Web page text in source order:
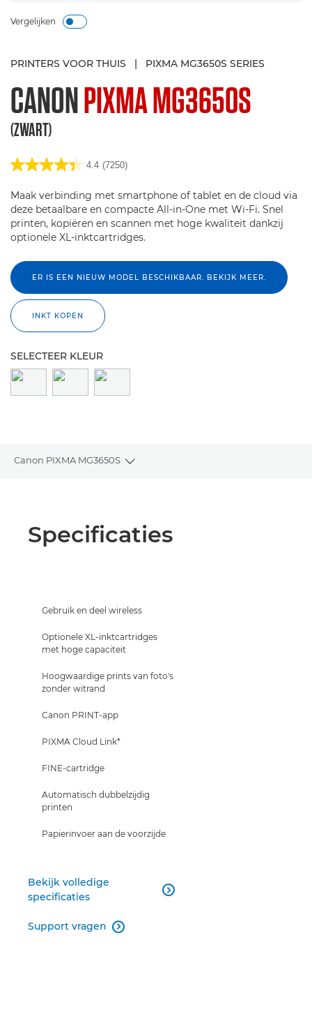
Vergelijken
PRINTERS VOOR THUIS | PIXMA MG3650S SERIES
CANONPIXMA MG3650S
(ZWART)
4.4 (7250)
Maak verbinding met smartphone of tablet en de cloud via
deze betaalbare en compacte All-in-One met Wi-Fi. Snel
printen, kopiëren en scannen met hoge kwaliteit dankzij
optionele XL-inktcartridges.
ER IS EEN NIEUW MODEL BESCHIKBAAR. BEKIJK MEER.
INKT KOPEN
SELECTEER KLEUR
Canon PIXMA MG3650S
Toggle breadcrumbs
Specificaties
INKT KOPEN
Specificaties
Gebruik en deel wireless
Optionele XL-inktcartridges
met hoge capaciteit
Hoogwaardige prints van foto's
zonder witrand
Canon PRINT-app
PIXMA Cloud Link*
FINE-cartridge
Automatisch dubbelzijdig
printen
Papierinvoer aan de voorzijde
Bekijk volledige
specificaties

Support vragen 